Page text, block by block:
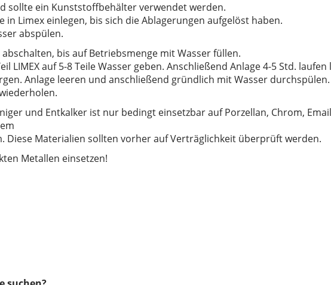
sollte ein Kunststoffbehälter verwendet werden.
in Limex einlegen, bis sich die Ablagerungen aufgelöst haben.
abspülen.
bis auf Betriebsmenge mit Wasser füllen.
LIMEX auf 5-8 Teile Wasser geben. Anschließend Anlage 4-5 Std. laufen
Anlage leeren und anschließend gründlich mit Wasser durchspülen.
und Entkalker ist nur bedingt einsetzbar auf Porzellan, Chrom,
Diese Materialien sollten vorher auf Verträglichkeit überprüft werden.
Metallen einsetzen!